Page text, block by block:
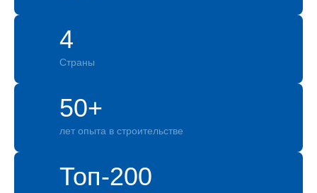
50+
лет опыта в строительстве
Топ-200
4
Страны